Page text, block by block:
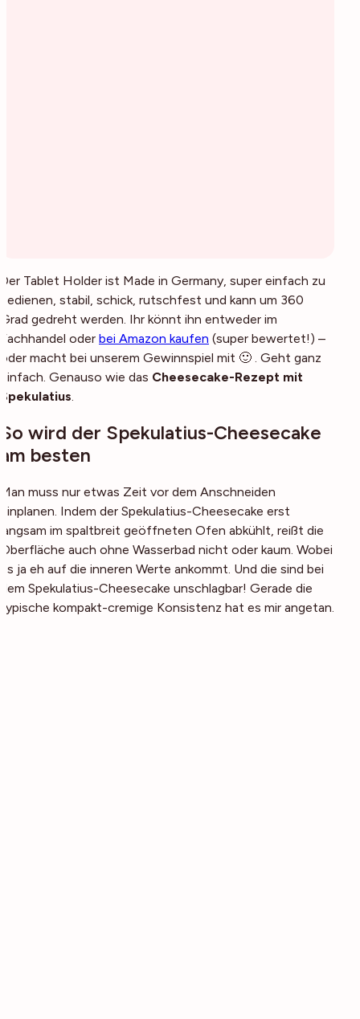
Der Tablet Holder ist Made in Germany, super einfach zu
bedienen, stabil, schick, rutschfest und kann um 360
Grad gedreht werden. Ihr könnt ihn entweder im
Fachhandel oder bei Amazon kaufen (super bewertet!) –
oder macht bei unserem Gewinnspiel mit 🙂 . Geht ganz
einfach. Genauso wie das Cheesecake-Rezept mit
Spekulatius.
So wird der Spekulatius-Cheesecake
am besten
Man muss nur etwas Zeit vor dem Anschneiden
einplanen. Indem der Spekulatius-Cheesecake erst
langsam im spaltbreit geöffneten Ofen abkühlt, reißt die
Oberfläche auch ohne Wasserbad nicht oder kaum. Wobei
es ja eh auf die inneren Werte ankommt. Und die sind bei
dem Spekulatius-Cheesecake unschlagbar! Gerade die
typische kompakt-cremige Konsistenz hat es mir angetan.